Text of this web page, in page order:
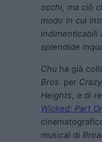
occhi, ma ciò
modo in cui
indimenticabili
splendide
Chu ha già
Bros. per
Heights, e di
Wicked: Part
musical di